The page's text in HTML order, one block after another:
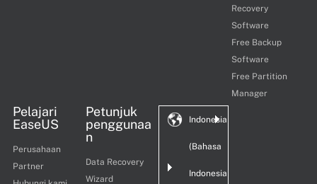
Recovery
Software
Free Backup
Software
Free Partition
Manager
Pelajari
EaseUS
Perusahaan
Partner
Petunjuk
penggunaa
n
Data Recovery
Wizard
Indonesia
(Bahasa
Indonesia